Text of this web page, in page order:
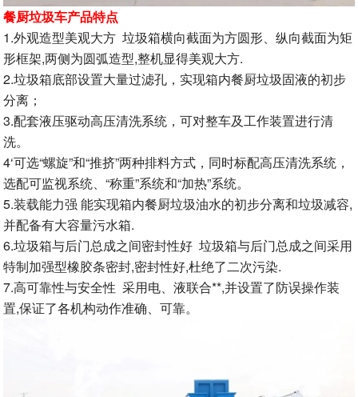
餐厨垃圾车产品特点
1.外观造型美观大方 垃圾箱横向截面为方圆形、纵向截面为矩
形框架,两侧为圆弧造型,整机显得美观大方.
2.垃圾箱底部设置大量过滤孔，实现箱内餐厨垃圾固液的初步
分离；
3.配套液压驱动高压清洗系统，可对整车及工作装置进行清
洗。
4‘可选“螺旋”和“推挤”两种排料方式，同时标配高压清洗系统，
选配可监视系统、“称重”系统和“加热”系统。
5.装载能力强 能实现箱内餐厨垃圾油水的初步分离和垃圾减容,
并配备有大容量污水箱.
6.垃圾箱与后门总成之间密封性好 垃圾箱与后门总成之间采用
特制加强型橡胶条密封,密封性好,杜绝了二次污染.
7.高可靠性与安全性 采用电、液联合**,并设置了防误操作装
置,保证了各机构动作准确、可靠。